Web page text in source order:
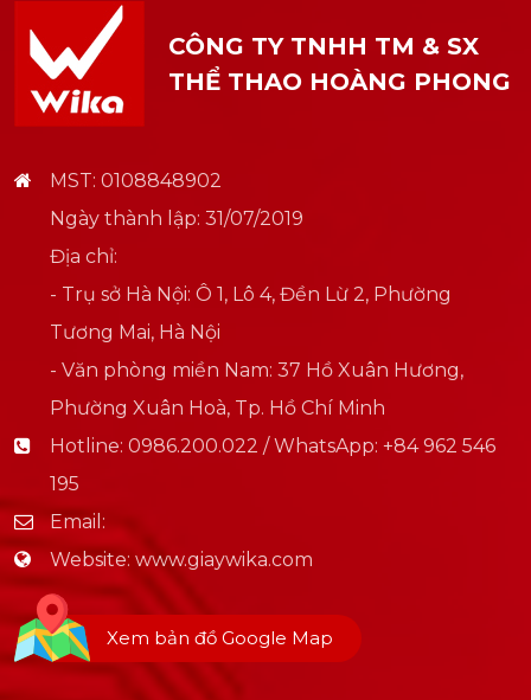
CÔNG TY TNHH TM & SX
THỂ THAO HOÀNG PHONG
MST: 0108848902
Ngày thành lập: 31/07/2019
Địa chỉ:
- Trụ sở Hà Nội: Ô 1, Lô 4, Đền Lừ 2, Phường
Tương Mai, Hà Nội
- Văn phòng miền Nam: 37 Hồ Xuân Hương,
Phường Xuân Hoà, Tp. Hồ Chí Minh
Hotline: 0986.200.022 / WhatsApp: +84 962 546
195
Email:
Website: www.giaywika.com
Xem bản đồ Google Map